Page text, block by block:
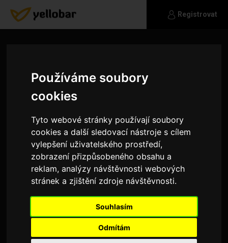
Používáme soubory
cookies
Tyto webové stránky používají soubory
cookies a další sledovací nástroje s cílem
vylepšení uživatelského prostředí,
zobrazení přizpůsobeného obsahu a
reklam, analýzy návštěvnosti webových
stránek a zjištění zdroje návštěvnosti.
Souhlasím
Odmítám
Registrovat
AussieCharlie
I'm an Australian teacher looking for an English